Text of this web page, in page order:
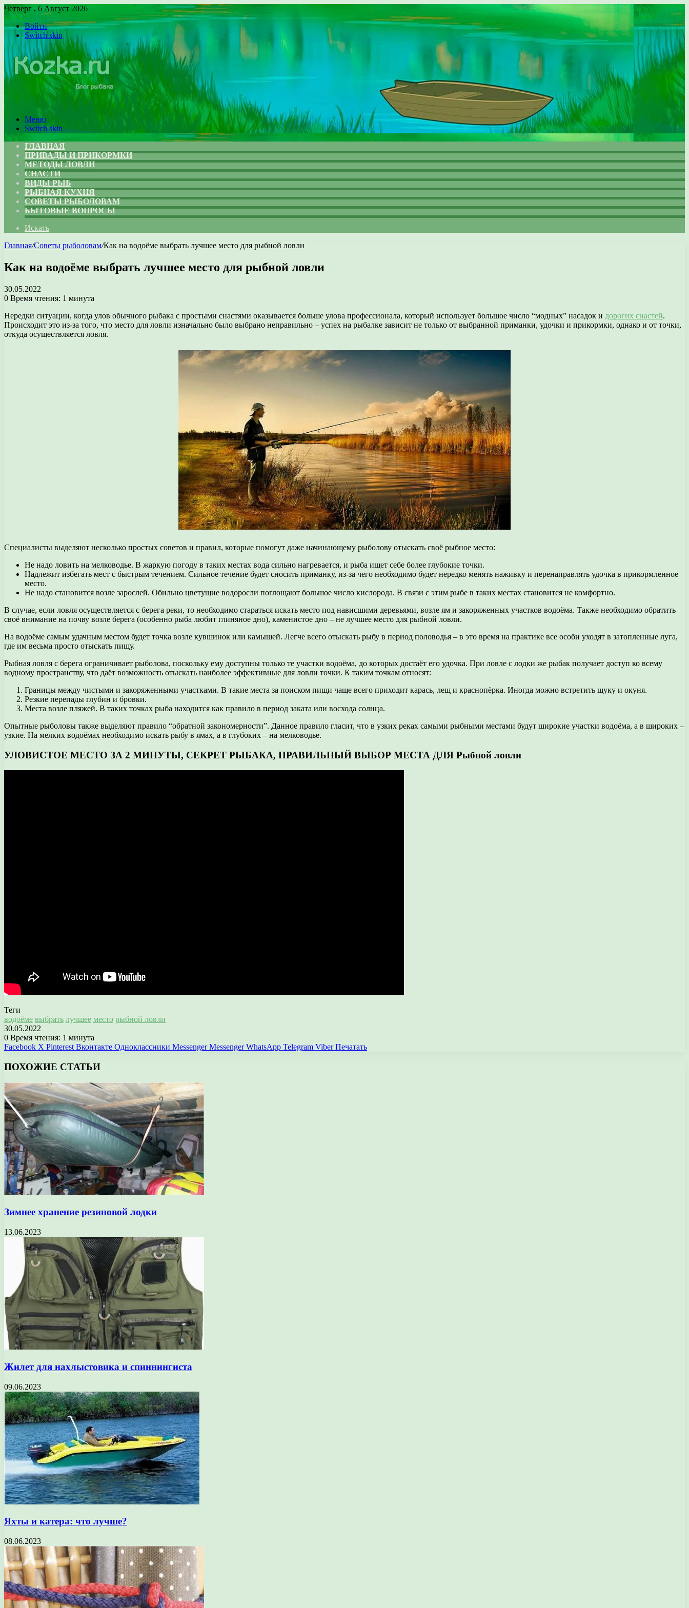
Четверг , 6 Август 2026
Войти
Switch skin
Меню
Switch skin
ГЛАВНАЯ
ПРИВАДЫ И ПРИКОРМКИ
МЕТОДЫ ЛОВЛИ
СНАСТИ
ВИДЫ РЫБ
РЫБНАЯ КУХНЯ
СОВЕТЫ РЫБОЛОВАМ
БЫТОВЫЕ ВОПРОСЫ
Искать
Главная/Советы рыболовам/Как на водоёме выбрать лучшее место для рыбной ловли
Как на водоёме выбрать лучшее место для рыбной ловли
30.05.2022
0 Время чтения: 1 минута
Нередки ситуации, когда улов обычного рыбака с простыми снастями оказывается больше улова профессионала, который использует большое число “модных” насадок и дорогих снастей.
Происходит это из-за того, что место для ловли изначально было выбрано неправильно – успех на рыбалке зависит не только от выбранной приманки, удочки и прикормки, однако и от точки,
откуда осуществляется ловля.
Специалисты выделяют несколько простых советов и правил, которые помогут даже начинающему рыболову отыскать своё рыбное место:
Не надо ловить на мелководье. В жаркую погоду в таких местах вода сильно нагревается, и рыба ищет себе более глубокие точки.
Надлежит избегать мест с быстрым течением. Сильное течение будет сносить приманку, из-за чего необходимо будет нередко менять наживку и перенаправлять удочка в прикормленное
место.
Не надо становится возле зарослей. Обильно цветущие водоросли поглощают большое число кислорода. В связи с этим рыбе в таких местах становится не комфортно.
В случае, если ловля осуществляется с берега реки, то необходимо стараться искать место под нависшими деревьями, возле ям и закоряженных участков водоёма. Также необходимо обратить
своё внимание на почву возле берега (особенно рыба любит глиняное дно), каменистое дно – не лучшее место для рыбной ловли.
На водоёме самым удачным местом будет точка возле кувшинок или камышей. Легче всего отыскать рыбу в период половодья – в это время на практике все особи уходят в затопленные луга,
где им весьма просто отыскать пищу.
Рыбная ловля с берега ограничивает рыболова, поскольку ему доступны только те участки водоёма, до которых достаёт его удочка. При ловле с лодки же рыбак получает доступ ко всему
водному пространству, что даёт возможность отыскать наиболее эффективные для ловли точки. К таким точкам относят:
Границы между чистыми и закоряженными участками. В такие места за поиском пищи чаще всего приходит карась, лещ и краснопёрка. Иногда можно встретить щуку и окуня.
Резкие перепады глубин и бровки.
Места возле пляжей. В таких точках рыба находится как правило в период заката или восхода солнца.
Опытные рыболовы также выделяют правило “обратной закономерности”. Данное правило гласит, что в узких реках самыми рыбными местами будут широкие участки водоёма, а в широких –
узкие. На мелких водоёмах необходимо искать рыбу в ямах, а в глубоких – на мелководье.
УЛОВИСТОЕ МЕСТО ЗА 2 МИНУТЫ, СЕКРЕТ РЫБАКА, ПРАВИЛЬНЫЙ ВЫБОР МЕСТА ДЛЯ Рыбной ловли
Теги
водоёме выбрать лучшее место рыбной ловли
30.05.2022
0 Время чтения: 1 минута
Facebook X Pinterest Вконтакте Одноклассники Messenger Messenger WhatsApp Telegram Viber Печатать
ПОХОЖИЕ СТАТЬИ
Зимнее хранение резиновой лодки
13.06.2023
Жилет для нахлыстовика и спиннингиста
09.06.2023
Яхты и катера: что лучше?
08.06.2023